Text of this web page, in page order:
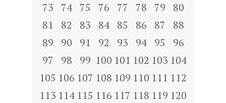
73
74 75 76 77 78 79
80
81
82 83 84 85 86 87
88
89
90 91 92 93 94 95
96
97
98 99 100 101 102 103 104
105 106 107 108 109 110 111 112
113 114 115 116 117 118 119 120